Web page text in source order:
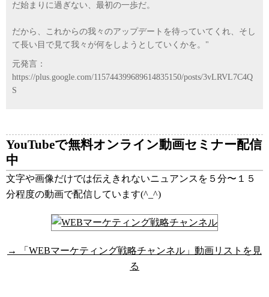
だ始まりに過ぎない、最初の一歩だ。
だから、これからの我々のアップデートを待っていてくれ、そし
て長い目で見て我々が何をしようとしていくかを。"
元発言：
https://plus.google.com/115744399689614835150/posts/3vLRVL7C4Q
S
YouTubeで無料オンライン動画セミナー配信
中
文字や画像だけでは伝えきれないニュアンスを５分〜１５
分程度の動画で配信しています(^_^)
→ 「WEBマーケティング戦略チャンネル」動画リストを見
る